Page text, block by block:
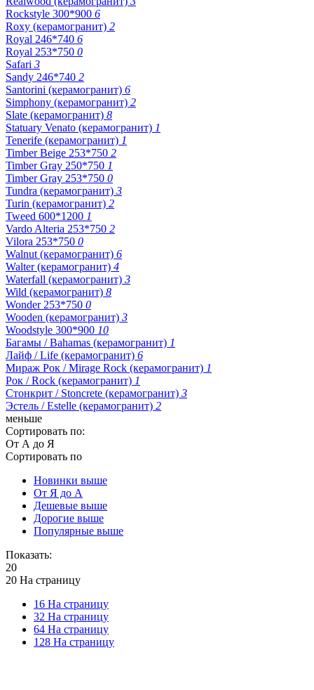
Rockstyle 300*900 6
Roxy (керамогранит) 2
Royal 246*740 6
Royal 253*750 0
Safari 3
Sandy 246*740 2
Santorini (керамогранит) 6
Simphony (керамогранит) 2
Slate (керамогранит) 8
Statuary Venato (керамогранит) 1
Tenerife (керамогранит) 1
Timber Beige 253*750 2
Timber Gray 250*750 1
Timber Gray 253*750 0
Tundra (керамогранит) 3
Turin (керамогранит) 2
Tweed 600*1200 1
Vardo Alteria 253*750 2
Vilora 253*750 0
Walnut (керамогранит) 6
Walter (керамогранит) 4
Waterfall (керамогранит) 3
Wild (керамогранит) 8
Wonder 253*750 0
Wooden (керамогранит) 3
Woodstyle 300*900 10
Багамы / Bahamas (керамогранит) 1
Лайф / Life (керамогранит) 6
Мираж Рок / Mirage Rock (керамогранит) 1
Рок / Rock (керамогранит) 1
Стонкрит / Stoncrete (керамогранит) 3
Эстель / Estelle (керамогранит) 2
меньше
Сортировать по:
От А до Я
Сортировать по
Новинки выше
От Я до А
Дешевые выше
Дорогие выше
Популярные выше
Показать:
20
20 На страницу
16 На страницу
32 На страницу
64 На страницу
128 На страницу